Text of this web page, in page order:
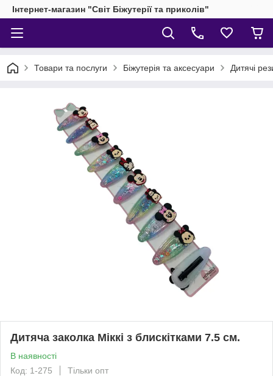
Інтернет-магазин "Світ Біжутерії та приколів"
Товари та послуги Біжутерія та аксесуари Дитячі
Дитяча заколка Міккі з блискітками 7.5 см.
В наявності
Код: 1-275
Тільки опт